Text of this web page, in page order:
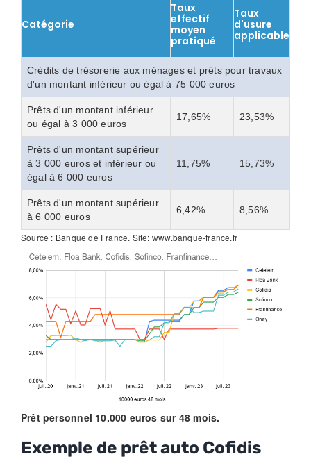
Catégorie
Taux
effectif
moyen
pratiqué
Taux
d'usure
applicable
Crédits de trésorerie aux ménages et prêts pour travaux
d'un montant inférieur ou égal à 75 000 euros
Prêts d'un montant inférieur
ou égal à 3 000 euros
17,65% 23,53%
Prêts d'un montant supérieur
à 3 000 euros et inférieur ou
égal à 6 000 euros
11,75% 15,73%
Prêts d'un montant supérieur
à 6 000 euros
6,42% 8,56%
Source : Banque de France. Site: www.banque-france.fr
Prêt personnel 10.000 euros sur 48 mois.
Exemple de prêt auto Cofidis